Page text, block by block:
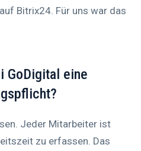
Bitrix24. Für uns war das
GoDigital eine
Jeder Mitarbeiter ist
zu erfassen. Das